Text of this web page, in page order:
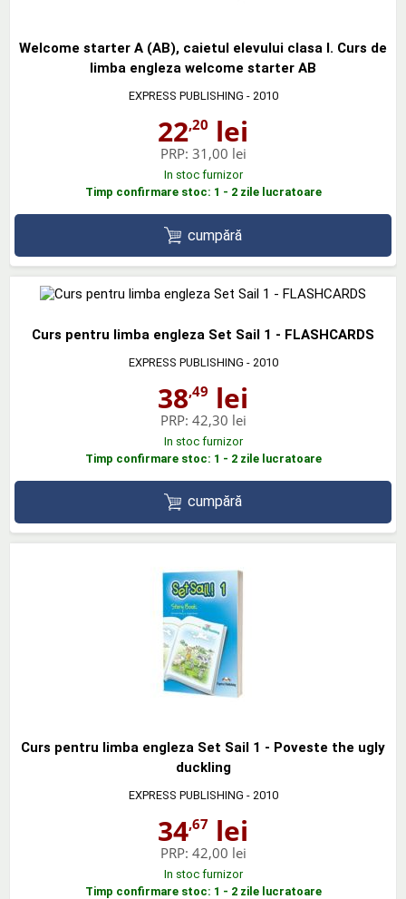
Welcome starter A (AB), caietul elevului clasa I. Curs de
limba engleza welcome starter AB
EXPRESS PUBLISHING - 2010
22,20 lei
PRP: 31,00 lei
In stoc furnizor
Timp confirmare stoc: 1 - 2 zile lucratoare
cumpără
Curs pentru limba engleza Set Sail 1 - FLASHCARDS
EXPRESS PUBLISHING - 2010
38,49 lei
PRP: 42,30 lei
In stoc furnizor
Timp confirmare stoc: 1 - 2 zile lucratoare
cumpără
Curs pentru limba engleza Set Sail 1 - Poveste the ugly
duckling
EXPRESS PUBLISHING - 2010
34,67 lei
PRP: 42,00 lei
In stoc furnizor
Timp confirmare stoc: 1 - 2 zile lucratoare